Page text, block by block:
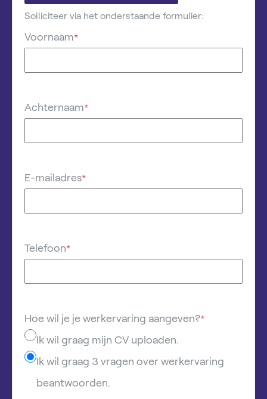
Solliciteer via het onderstaande formulier:
Voornaam*
Achternaam*
E-mailadres*
Telefoon*
Hoe wil je je werkervaring aangeven?*
Ik wil graag mijn CV uploaden.
Ik wil graag 3 vragen over werkervaring
beantwoorden.